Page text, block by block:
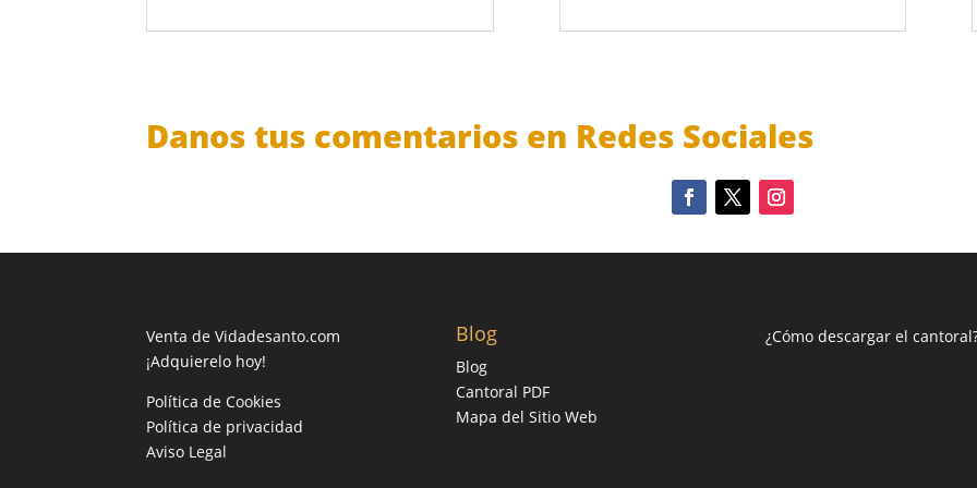
Danos tus comentarios en Redes Sociales
Venta de Vidadesanto.com
¡Adquierelo hoy!
Política de Cookies
Política de privacidad
Aviso Legal
Blog
Blog
Cantoral PDF
Mapa del Sitio Web
¿Cómo descargar el